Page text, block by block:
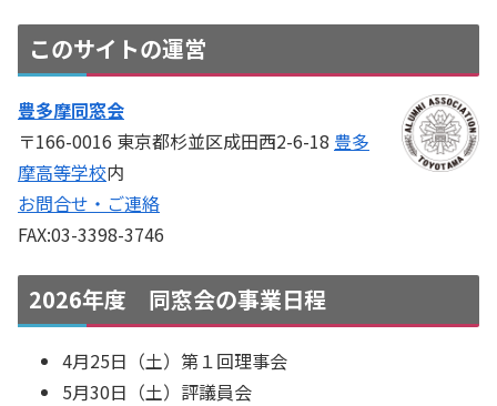
このサイトの運営
豊多摩同窓会
〒166-0016 東京都杉並区成田西2-6-18 豊多
摩高等学校内
お問合せ・ご連絡
FAX:03-3398-3746
2026年度 同窓会の事業日程
4月25日（土）第１回理事会
5月30日（土）評議員会